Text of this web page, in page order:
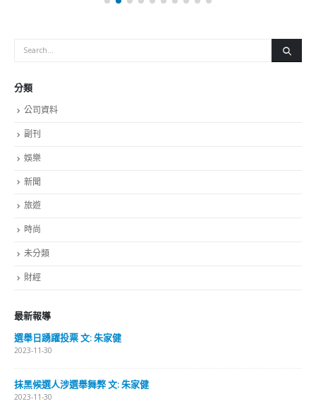
分類
公司資料
副刊
娛樂
新聞
旅遊
時尚
未分類
財經
最新報導
選舉日踴躍投票 文: 朱家健
2023-11-30
抹黑候選人涉選舉舞弊 文: 朱家健
2023-11-30